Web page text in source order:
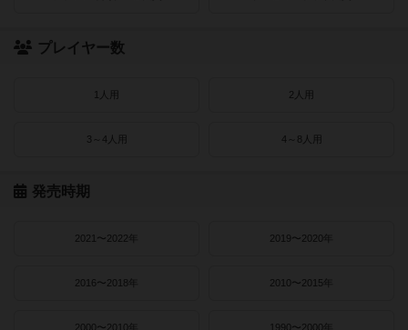
プレイヤー数
1人用 2人用
3～4人用 4～8人用
発売時期
2021〜2022年 2019〜2020年
2016〜2018年 2010〜2015年
2000〜2010年 1990〜2000年